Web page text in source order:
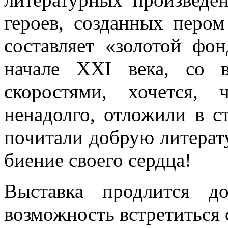
героев, созданных
составляет «золотой
начале XXI века, со
скоростями,
ненадолго, отложили в
почитали добрую
биение своего сердца!
Выставка продлится
возможность